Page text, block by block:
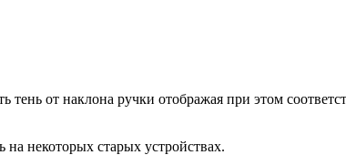
от наклона ручки отображая при этом
некоторых старых устройствах.